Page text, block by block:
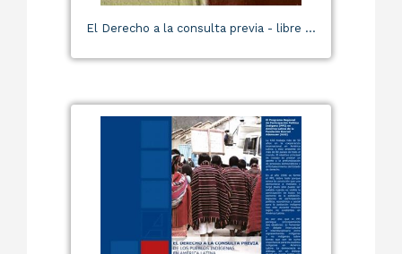
El Derecho a la consulta previa - libre ...